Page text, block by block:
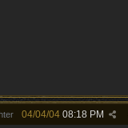
04/04/04 08:18 PM